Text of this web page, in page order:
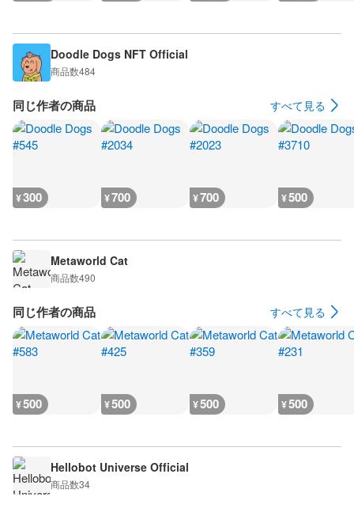
Doodle Dogs NFT Official
商品数484
同じ作者の商品 すべて見る
¥300 ¥700 ¥700 ¥500
Metaworld Cat
商品数490
同じ作者の商品 すべて見る
¥500 ¥500 ¥500 ¥500
Hellobot Universe Official
商品数34